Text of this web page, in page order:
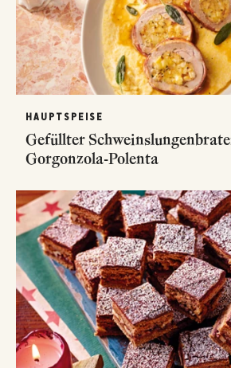
HAUPTSPEISE
Gefüllter
Gorgonzola-Polenta